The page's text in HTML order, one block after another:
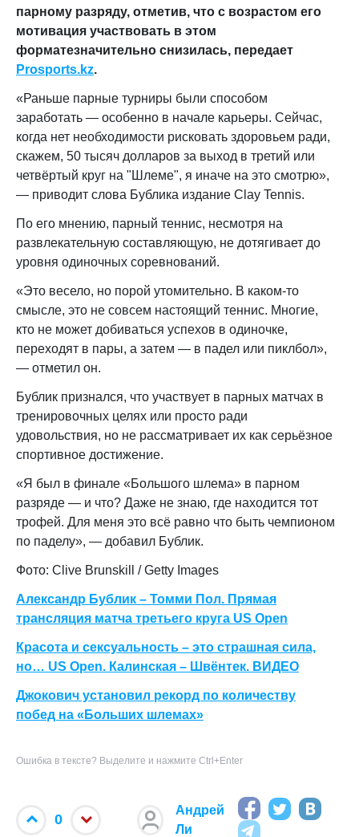
парному разряду, отметив, что с возрастом его
мотивация участвовать в этом
форматезначительно снизилась, передает
Prosports.kz.
«Раньше парные турниры были способом
заработать — особенно в начале карьеры. Сейчас,
когда нет необходимости рисковать здоровьем ради,
скажем, 50 тысяч долларов за выход в третий или
четвёртый круг на "Шлеме", я иначе на это смотрю»,
— приводит слова Бублика издание Clay Tennis.
По его мнению, парный теннис, несмотря на
развлекательную составляющую, не дотягивает до
уровня одиночных соревнований.
«Это весело, но порой утомительно. В каком-то
смысле, это не совсем настоящий теннис. Многие,
кто не может добиваться успехов в одиночке,
переходят в пары, а затем — в падел или пиклбол»,
— отметил он.
Бублик признался, что участвует в парных матчах в
тренировочных целях или просто ради
удовольствия, но не рассматривает их как серьёзное
спортивное достижение.
«Я был в финале «Большого шлема» в парном
разряде — и что? Даже не знаю, где находится тот
трофей. Для меня это всё равно что быть чемпионом
по паделу», — добавил Бублик.
Фото: Clive Brunskill / Getty Images
Александр Бублик – Томми Пол. Прямая
трансляция матча третьего круга US Open
Красота и сексуальность – это страшная сила,
но… US Open. Калинская – Швёнтек. ВИДЕО
Джокович установил рекорд по количеству
побед на «Больших шлемах»
Ошибка в тексте? Выделите и нажмите Ctrl+Enter
0
Андрей
Ли